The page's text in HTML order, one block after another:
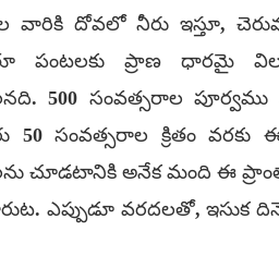
వారికి దోవలో నీరు ఇస్తూ,
పంటలకు ప్రాణ ధారమై
500 సంవత్సరాల పూర్వము
50 సంవత్సరాల క్రితం వరకు
చూడటానికి అనేక మంది ఈ
ఎప్పుడూ వరదలతో, ఇసుక